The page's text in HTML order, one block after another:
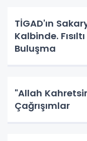
TİGAD'ın
Kalbinde.
Buluşma
"Allah
Çağrışımlar